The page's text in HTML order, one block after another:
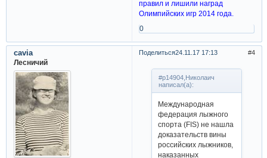
правил и лишили наград
Олимпийских игр 2014 года.
0
Поделиться 4
24.11.17 17:13
cavia
Лесничий
#p14904,Николаич
написал(а):
Международная
федерация лыжного
спорта (FIS) не нашла
доказательств вины
российских лыжников,
наказанных